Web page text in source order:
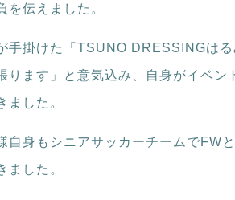
を伝えました。
手掛けた「TSUNO DRESSINGは
ります」と意気込み、自身がイベ
ました。
自身もシニアサッカーチームでFW
ました。